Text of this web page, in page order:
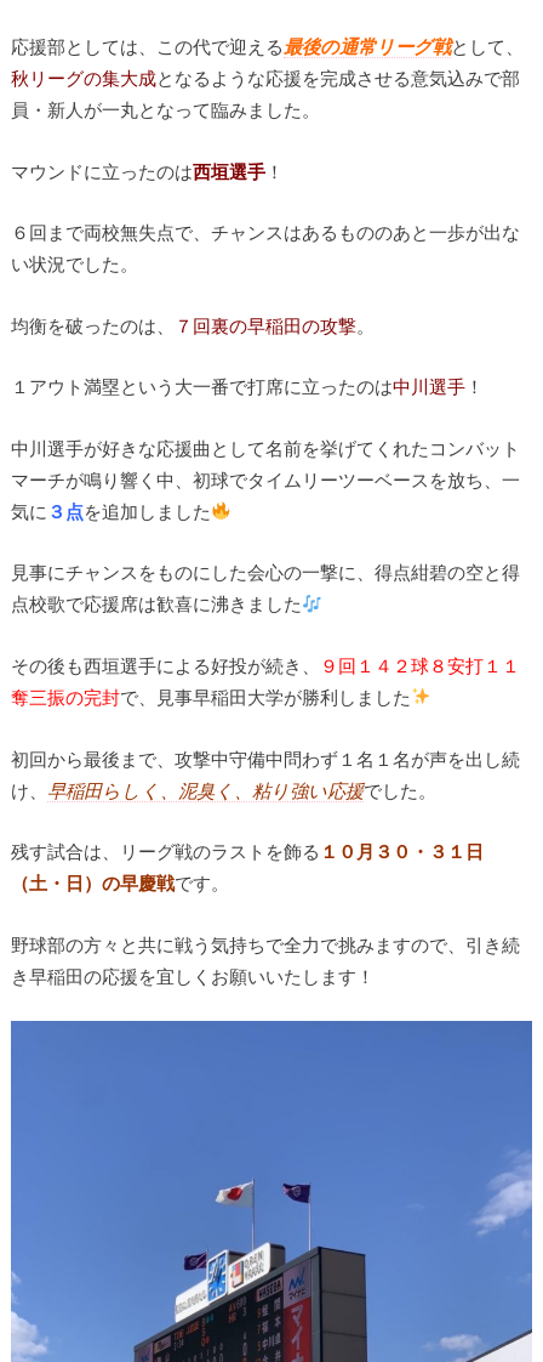
応援部としては、この代で迎える最後の通常リーグ戦として、
秋リーグの集大成となるような応援を完成させる意気込みで部
員・新人が一丸となって臨みました。
マウンドに立ったのは西垣選手！
６回まで両校無失点で、チャンスはあるもののあと一歩が出な
い状況でした。
均衡を破ったのは、 ７回裏の早稲田の攻撃。
１アウト満塁という大一番で打席に立ったのは中川選手！
中川選手が好きな応援曲として名前を挙げてくれたコンバット
マーチが鳴り響く中、初球でタイムリーツーベースを放ち、一
気に ３点を追加しました
見事にチャンスをものにした会心の一撃に、得点紺碧の空と得
点校歌で応援席は歓喜に沸きました
その後も西垣選手による好投が続き、
９回１４２球８安打１１
奪三振の完封で、見事早稲田大学が勝利しました
初回から最後まで、攻撃中守備中問わず１名１名が声を出し続
け、 早稲田らしく、泥臭く、粘り強い応援でした。
残す試合は、リーグ戦のラストを飾る １０月３０・３１日
（土・日）の早慶戦です。
野球部の方々と共に戦う気持ちで全力で挑みますので、引き続
き早稲田の応援を宜しくお願いいたします！